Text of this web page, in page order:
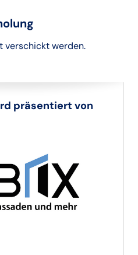
verschickt werden.
präsentiert von